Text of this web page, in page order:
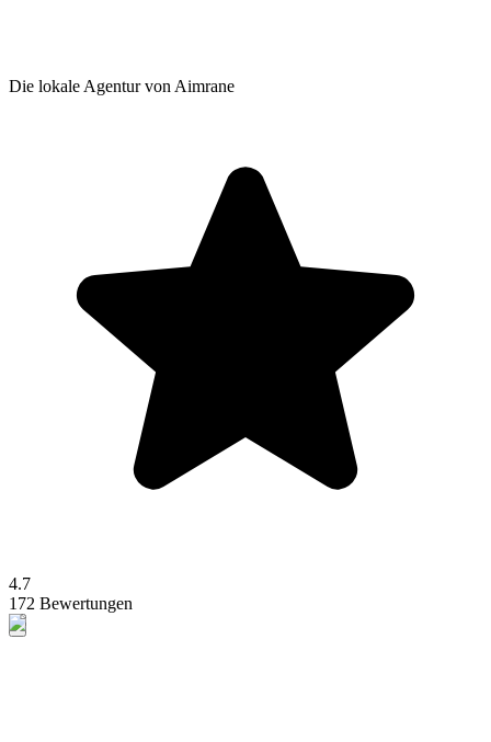
Die lokale Agentur von Aimrane
4.7
172 Bewertungen